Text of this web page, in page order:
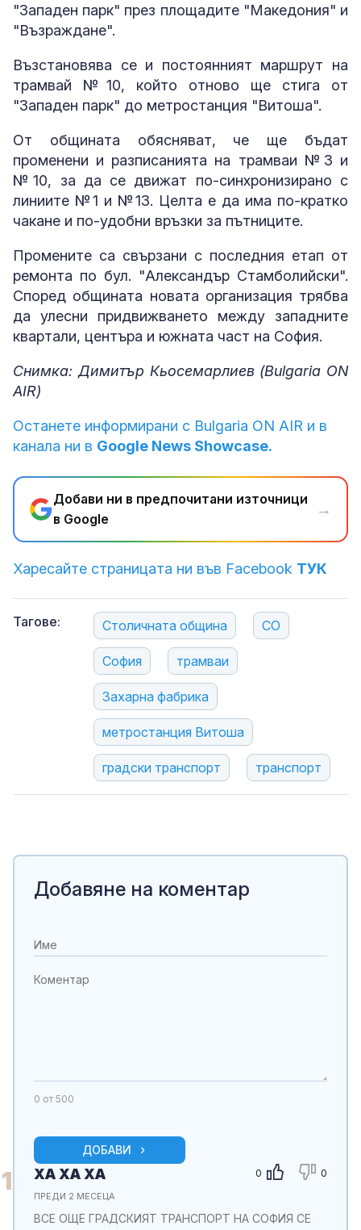
"Западен парк" през площадите "Македония" и
"Възраждане".
Възстановява се и постоянният маршрут на
трамвай №10, който отново ще стига от
"Западен парк" до метростанция "Витоша".
От общината обясняват, че ще бъдат
променени и разписанията на трамваи №3 и
№10, за да се движат по-синхронизирано с
линиите №1 и №13. Целта е да има по-кратко
чакане и по-удобни връзки за пътниците.
Промените са свързани с последния етап от
ремонта по бул. "Александър Стамболийски".
Според общината новата организация трябва
да улесни придвижването между западните
квартали, центъра и южната част на София.
Снимка: Димитър Кьосемарлиев (Bulgaria ON
AIR)
Останете информирани с Bulgaria ON AIR и в
канала ни в Google News Showcase.
Добави ни в предпочитани източници
в Google
→
Харесайте страницата ни във Facebook ТУК
Тагове: Столичната община СО
София трамваи
Захарна фабрика
метростанция Витоша
градски транспорт транспорт
Добавяне на коментар
0 от 500
ДОБАВИ
1 0 0
ХА ХА ХА
ПРЕДИ 2 МЕСЕЦА
ВСЕ ОЩЕ ГРАДСКИЯТ ТРАНСПОРТ НА СОФИЯ СЕ